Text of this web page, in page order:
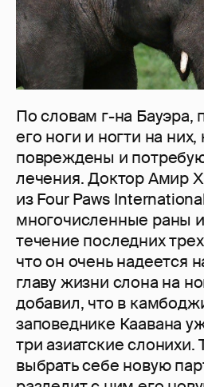
По словам г-на Бауэра,
его ноги и ногти на
повреждены и
лечения. Доктор Амир
из Four Paws
многочисленные раны
течение последних
что он очень надеется
главу жизни слона на
добавил, что в
заповеднике Каавана
три азиатские
выбрать себе новую